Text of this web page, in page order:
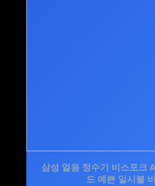
치과 입점 / 큐시락토 구강탄
튼튼 효과
삼성 얼음 정수기 비스포크
드 예쁜 일시불